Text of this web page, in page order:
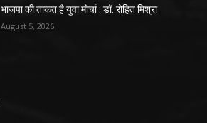
भाजपा की ताकत है युवा मोर्चा : डॉ. रोहित मिश्रा
August 5, 2026